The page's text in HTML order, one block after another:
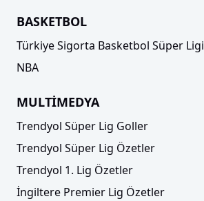
BASKETBOL
Türkiye Sigorta Basketbol Süper Ligi
NBA
MULTİMEDYA
Trendyol Süper Lig Goller
Trendyol Süper Lig Özetler
Trendyol 1. Lig Özetler
İngiltere Premier Lig Özetler